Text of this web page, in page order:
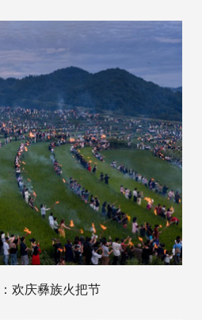
欢庆彝族火把节